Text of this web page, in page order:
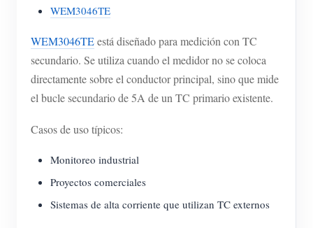
WEM3046TE
WEM3046TEestá diseñado para medición con TC
secundario. Se utiliza cuando el medidor no se coloca
directamente sobre el conductor principal, sino que mide
el bucle secundario de 5A de un TC primario existente.
Casos de uso típicos:
Monitoreo industrial
Proyectos comerciales
Sistemas de alta corriente que utilizan TC externos